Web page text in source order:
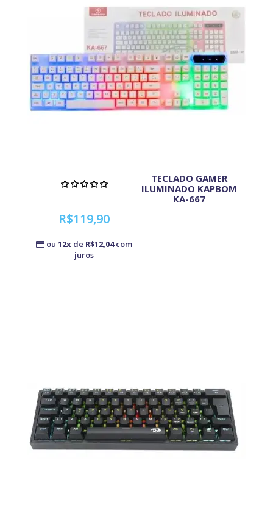
TECLADO GAMER
ILUMINADO KAPBOM
KA-667
R$119,90
ou 12x de R$12,04com
juros